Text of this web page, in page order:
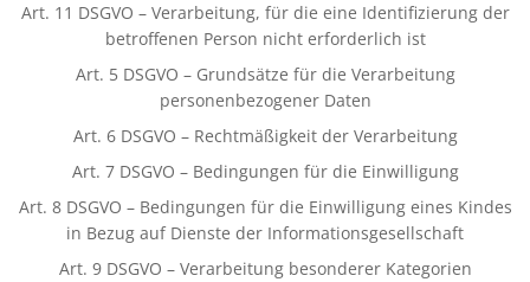
Art. 11 DSGVO – Verarbeitung, für die eine Identifizierung der
betroffenen Person nicht erforderlich ist
Art. 5 DSGVO – Grundsätze für die Verarbeitung
personenbezogener Daten
Art. 6 DSGVO – Rechtmäßigkeit der Verarbeitung
Art. 7 DSGVO – Bedingungen für die Einwilligung
Art. 8 DSGVO – Bedingungen für die Einwilligung eines Kindes
in Bezug auf Dienste der Informationsgesellschaft
Art. 9 DSGVO – Verarbeitung besonderer Kategorien